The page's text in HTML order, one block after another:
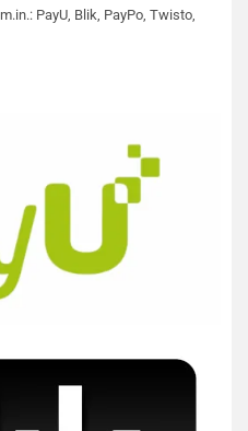
m.in.: PayU, Blik, PayPo, Twisto,